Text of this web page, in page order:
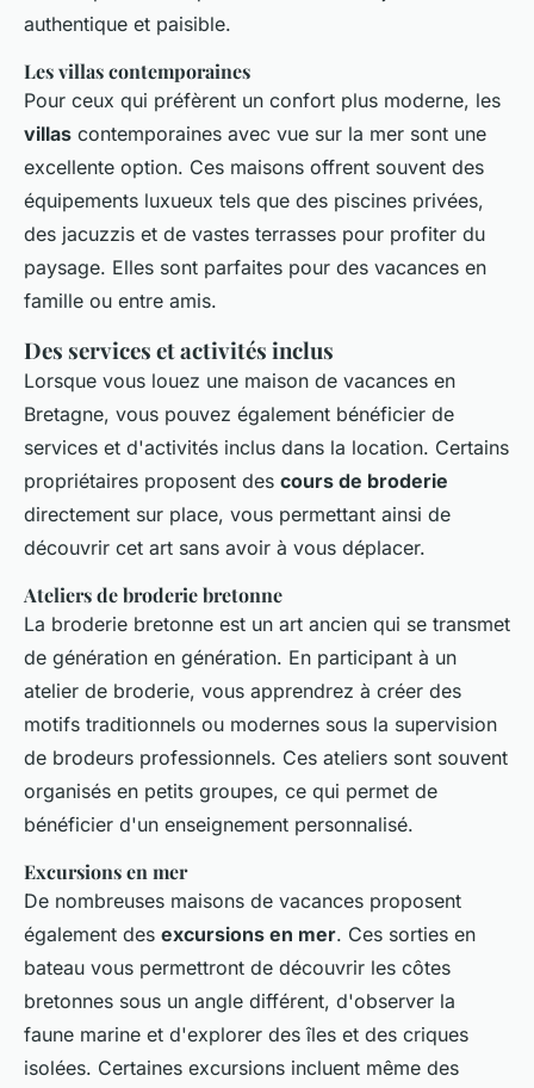
authentique et paisible.
Les villas contemporaines
Pour ceux qui préfèrent un confort plus moderne, les
villas contemporaines avec vue sur la mer sont une
excellente option. Ces maisons offrent souvent des
équipements luxueux tels que des piscines privées,
des jacuzzis et de vastes terrasses pour profiter du
paysage. Elles sont parfaites pour des vacances en
famille ou entre amis.
Des services et activités inclus
Lorsque vous louez une maison de vacances en
Bretagne, vous pouvez également bénéficier de
services et d'activités inclus dans la location. Certains
propriétaires proposent des cours de broderie
directement sur place, vous permettant ainsi de
découvrir cet art sans avoir à vous déplacer.
Ateliers de broderie bretonne
La broderie bretonne est un art ancien qui se transmet
de génération en génération. En participant à un
atelier de broderie, vous apprendrez à créer des
motifs traditionnels ou modernes sous la supervision
de brodeurs professionnels. Ces ateliers sont souvent
organisés en petits groupes, ce qui permet de
bénéficier d'un enseignement personnalisé.
Excursions en mer
De nombreuses maisons de vacances proposent
également des excursions en mer. Ces sorties en
bateau vous permettront de découvrir les côtes
bretonnes sous un angle différent, d'observer la
faune marine et d'explorer des îles et des criques
isolées. Certaines excursions incluent même des